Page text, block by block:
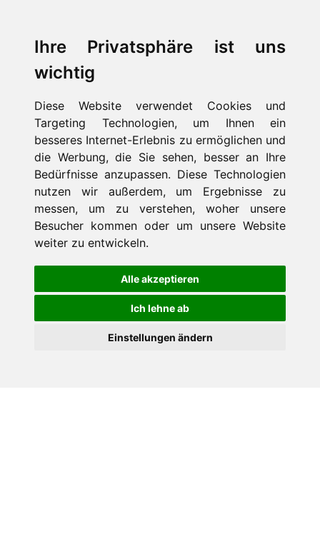
Ihre Privatsphäre ist uns
wichtig
Diese Website verwendet Cookies und
Targeting Technologien, um Ihnen ein
besseres Internet-Erlebnis zu ermöglichen und
die Werbung, die Sie sehen, besser an Ihre
Bedürfnisse anzupassen. Diese Technologien
nutzen wir außerdem, um Ergebnisse zu
messen, um zu verstehen, woher unsere
Besucher kommen oder um unsere Website
weiter zu entwickeln.
Alle akzeptieren
Ich lehne ab
Einstellungen ändern